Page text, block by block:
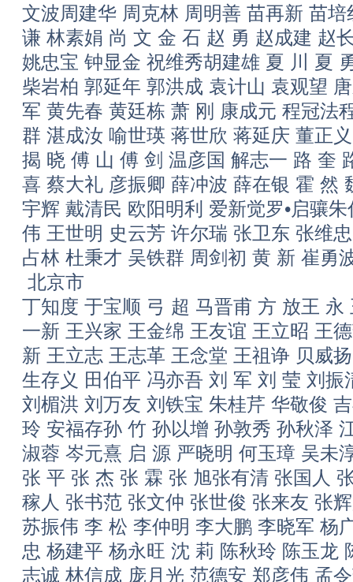
文波周建华 周克林 周明善 苗再新 苗
谦 林素娟 尚 文 金 石 赵 勇 赵成建 赵
姚忠宝 钟显金 祝维秀胡建雄 夏 川 夏
柴岩柏 郭延年 郭洪成 袁计山 袁观望
军 黄先春 黄廷栋 萧 刚 康成元 程冠法
群 湛成汝 喻世瑛 蒋世欣 蒋延庆 董正
揭 晓 傅 山 傅 剑 温彦国 解志一 路 奎
喜 蔡大礼 彦振卿 薛冲波 薛在银 霍 然
宇辉 戴清民 欧阳明利 爱新觉罗•启骧
伟 王世明 史云芳 许尔瑞 张卫东 张维
占林 杜秉才 吴铁群 周剑初 黄 新 崔勇
北京市
丁知度 于宝顺 弓 超 马晋甫 方 放王 永
一新 王兴家 王金绵 王友谊 王立昭 王
新 王立志 王志革 王念堂 王祖诤 贝威
生存义 田伯平 冯亦吾 刘 军 刘 莹 刘振
刘楣洪 刘万友 刘铁宝 朱桂芹 华敬俊
玲 安福存孙 竹 孙以增 孙敦秀 孙秋泽
淑蓉 岑元熹 启 源 严晓明 何玉璋 吴未
张 平 张 杰 张 霖 张 旭张有清 张国人
稼人 张书范 张文仲 张世俊 张来友 张
苏振伟 李 松 李仲明 李大鹏 李晓军 杨
忠 杨建平 杨永旺 沈 莉 陈秋玲 陈玉龙
志诚 林信成 庞月光 范德安 郑彦伟 孟